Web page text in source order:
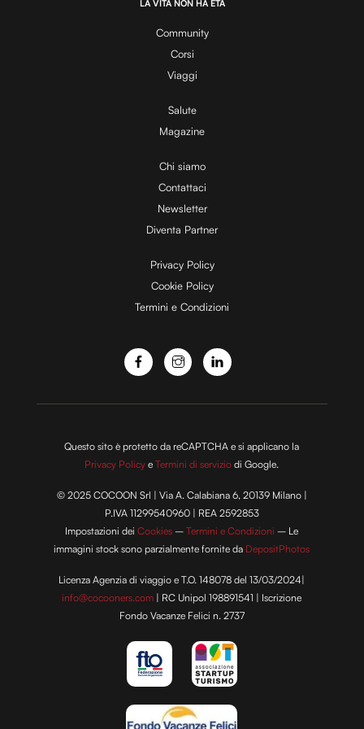
y
V
i
d
e
o
0
LA VITA NON HA ETÀ
Community
Corsi
Viaggi
Salute
Magazine
Chi siamo
Contattaci
Newsletter
Diventa Partner
Privacy Policy
Cookie Policy
Termini e Condizioni
Questo sito è protetto da reCAPTCHA e si applicano la
Privacy Policy eTermini di servizio di Google.
© 2025 COCOON Srl | Via A. Calabiana 6, 20139 Milano |
P.IVA 11299540960 | REA 2592853
Impostazioni deiCookies –Termini e Condizioni – Le
immagini stock sono parzialmente fornite da DepositPhotos
Licenza Agenzia di viaggio e T.O. 148078 del 13/03/2024|
info@cocooners.com | RC Unipol 198891541 | Iscrizione
Fondo Vacanze Felici n. 2737